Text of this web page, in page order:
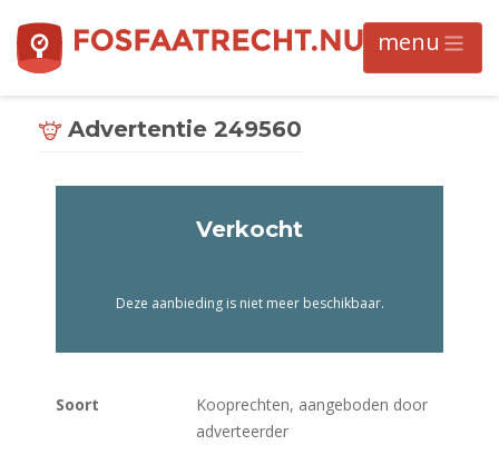
Advertentie 249560
Soort
Kooprechten, aangeboden door
adverteerder
Verkocht
Deze aanbieding is niet meer beschikbaar.